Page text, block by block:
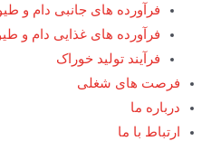
فرآورده های جانبی دام و
فرآورده های غذایی دام و
فرآیند تولید خوراک
فرصت های شغلی
درباره ما
ارتباط با ما